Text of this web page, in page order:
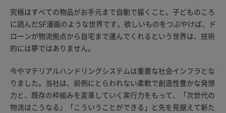
究極はすべての物品がお手元まで自動で届くこと。子どものころ
に読んだSF漫画のような世界です。欲しいものをつぶやけば、ド
ローンが物流拠点から自宅まで運んでくれるという世界は、技術
的には夢ではありません。
今やマテリアルハンドリングシステムは重要な社会インフラとな
りました。当社は、前例にとらわれない柔軟で創造性豊かな発想
力と、既存の枠組みを変革していく実行力をもって、「次世代の
物流はこうなる」「こういうことができる」と先を見据えて新た